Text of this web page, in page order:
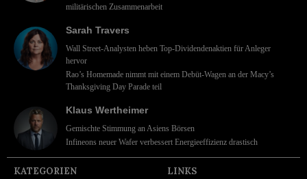
militärischen Zusammenarbeit
Sarah Travers
Wall Street-Analysten heben Top-Dividendenaktien für Anleger
hervor
Rao’s Homemade nimmt mit einem Debüt-Wagen an der Macy’s
Thanksgiving Day Parade teil
Klaus Wertheimer
Gemischte Stimmung an Asiens Börsen
Infineons neuer Wafer verbessert Energieeffizienz drastisch
KATEGORIEN LINKS